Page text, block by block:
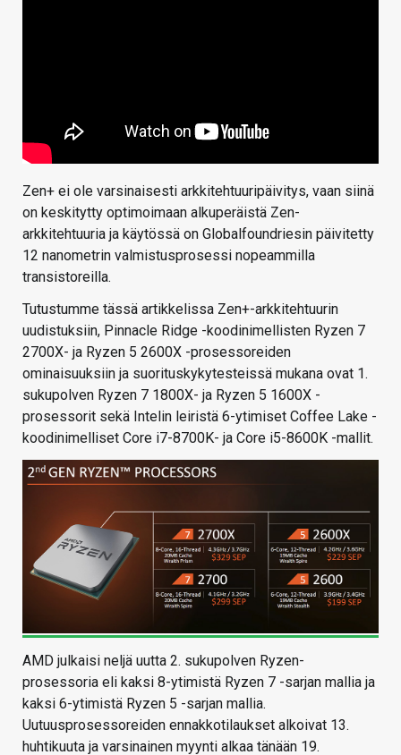
Zen+ ei ole varsinaisesti arkkitehtuuripäivitys, vaan siinä
on keskitytty optimoimaan alkuperäistä Zen-
arkkitehtuuria ja käytössä on Globalfoundriesin päivitetty
12 nanometrin valmistusprosessi nopeammilla
transistoreilla.
Tutustumme tässä artikkelissa Zen+-arkkitehtuurin
uudistuksiin, Pinnacle Ridge -koodinimellisten Ryzen 7
2700X- ja Ryzen 5 2600X -prosessoreiden
ominaisuuksiin ja suorituskykytesteissä mukana ovat 1.
sukupolven Ryzen 7 1800X- ja Ryzen 5 1600X -
prosessorit sekä Intelin leiristä 6-ytimiset Coffee Lake -
koodinimelliset Core i7-8700K- ja Core i5-8600K -mallit.
AMD julkaisi neljä uutta 2. sukupolven Ryzen-
prosessoria eli kaksi 8-ytimistä Ryzen 7 -sarjan mallia ja
kaksi 6-ytimistä Ryzen 5 -sarjan mallia.
Uutuusprosessoreiden ennakkotilaukset alkoivat 13.
huhtikuuta ja varsinainen myynti alkaa tänään 19.